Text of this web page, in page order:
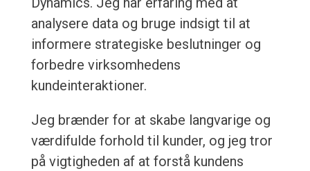
analysere data og bruge indsigt til at
informere strategiske beslutninger og
forbedre virksomhedens
kundeinteraktioner.
Jeg brænder for at skabe langvarige og
værdifulde forhold til kunder, og jeg tror
på vigtigheden af at forstå kundens